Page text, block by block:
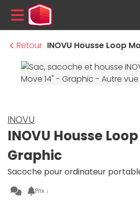
MENU
Retour INOVU Housse Loop
INOVU
INOVU Housse
Graphic
Sacoche pour ordinateur
Prix ↓